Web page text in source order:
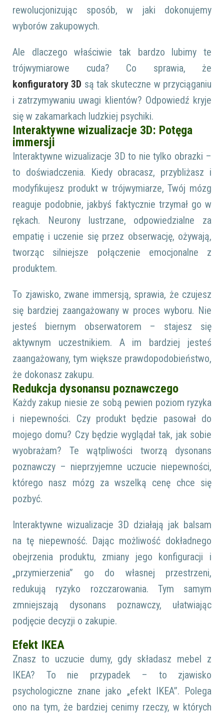
rewolucjonizując sposób, w jaki dokonujemy
wyborów zakupowych.
Ale dlaczego właściwie tak bardzo lubimy te
trójwymiarowe cuda? Co sprawia, że
konfiguratory 3D są tak skuteczne w przyciąganiu
i zatrzymywaniu uwagi klientów? Odpowiedź kryje
się w zakamarkach ludzkiej psychiki.
Interaktywne wizualizacje 3D: Potęga
immersji
Interaktywne wizualizacje 3D to nie tylko obrazki –
to doświadczenia. Kiedy obracasz, przybliżasz i
modyfikujesz produkt w trójwymiarze, Twój mózg
reaguje podobnie, jakbyś faktycznie trzymał go w
rękach. Neurony lustrzane, odpowiedzialne za
empatię i uczenie się przez obserwację, ożywają,
tworząc silniejsze połączenie emocjonalne z
produktem.
To zjawisko, zwane immersją, sprawia, że czujesz
się bardziej zaangażowany w proces wyboru. Nie
jesteś biernym obserwatorem – stajesz się
aktywnym uczestnikiem. A im bardziej jesteś
zaangażowany, tym większe prawdopodobieństwo,
że dokonasz zakupu.
Redukcja dysonansu poznawczego
Każdy zakup niesie ze sobą pewien poziom ryzyka
i niepewności. Czy produkt będzie pasował do
mojego domu? Czy będzie wyglądał tak, jak sobie
wyobrażam? Te wątpliwości tworzą dysonans
poznawczy – nieprzyjemne uczucie niepewności,
którego nasz mózg za wszelką cenę chce się
pozbyć.
Interaktywne wizualizacje 3D działają jak balsam
na tę niepewność. Dając możliwość dokładnego
obejrzenia produktu, zmiany jego konfiguracji i
„przymierzenia” go do własnej przestrzeni,
redukują ryzyko rozczarowania. Tym samym
zmniejszają dysonans poznawczy, ułatwiając
podjęcie decyzji o zakupie.
Efekt IKEA
Znasz to uczucie dumy, gdy składasz mebel z
IKEA? To nie przypadek – to zjawisko
psychologiczne znane jako „efekt IKEA”. Polega
ono na tym, że bardziej cenimy rzeczy, w których